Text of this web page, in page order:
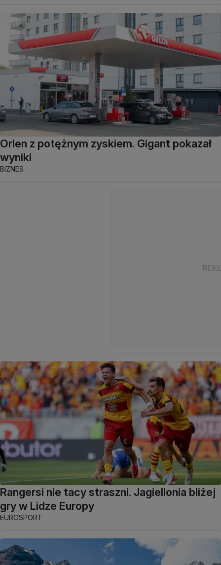
Orlen z potężnym zyskiem. Gigant pokazał
wyniki
BIZNES
Rangersi nie tacy straszni. Jagiellonia bliżej
gry w Lidze Europy
EUROSPORT